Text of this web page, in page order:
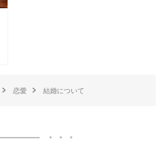
恋愛 結婚について